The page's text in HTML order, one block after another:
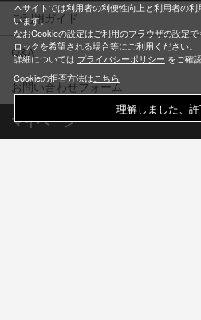
ご利用ガイド
Q&A
お問い合わせフォーム
マイページ
本サイトでは利用者の利便性向上と利用者の
います。
なおCookieの設定はご利用のブラウザの設定
ロックを希望される場合等にご利用ください。
詳細については プライバシーポリシー をご確
Cookieの拒否方法はこちら
理解しました、